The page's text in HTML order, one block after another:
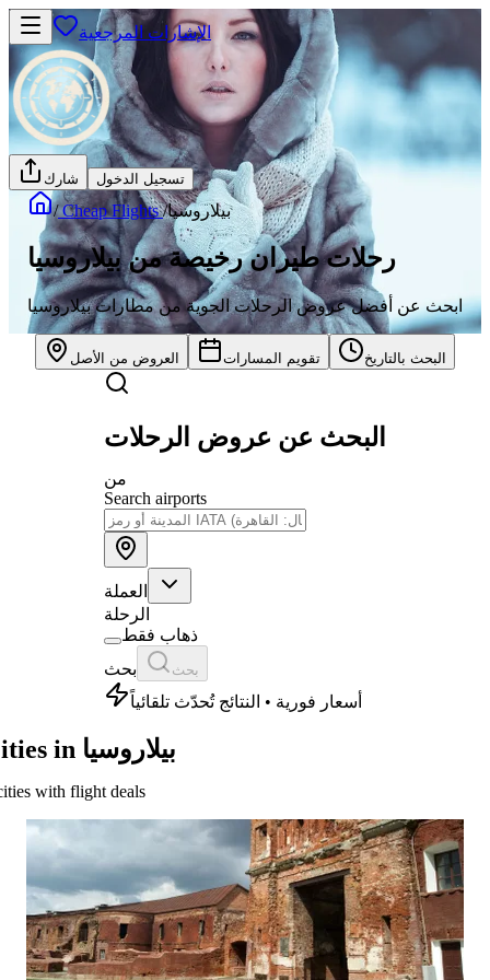
الإشارات المرجعية
شارك تسجيل الدخول
/Cheap Flights/بيلاروسيا
رحلات طيران رخيصة من بيلاروسيا
ابحث عن أفضل عروض الرحلات الجوية من مطارات بيلاروسيا
العروض من الأصل تقويم المسارات البحث بالتاريخ
البحث عن عروض الرحلات
من
Search airports
العملة
الرحلة
ذهاب فقط
بحث
بحث
أسعار فورية • النتائج تُحدّث تلقائياً
Cities in بيلاروسيا
with flight deals